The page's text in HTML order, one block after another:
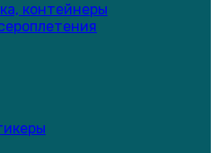
контейнеры